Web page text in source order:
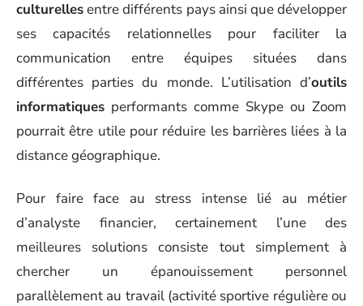
culturellesentre différents pays ainsi que développer
ses capacités relationnelles pour faciliter la
communication entre équipes situées dans
différentes parties du monde. L’utilisation d’outils
informatiques performants comme Skype ou Zoom
pourrait être utile pour réduire les barrières liées à la
distance géographique.
Pour faire face au stress intense lié au métier
d’analyste financier, certainement l’une des
meilleures solutions consiste tout simplement à
chercher un épanouissement personnel
parallèlement au travail (activité sportive régulière ou